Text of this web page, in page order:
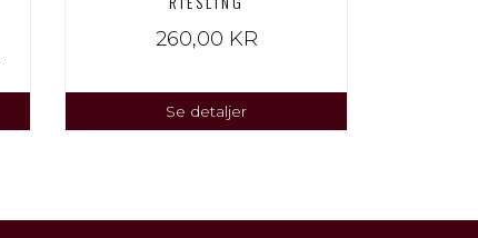
260,00 KR
Se detaljer